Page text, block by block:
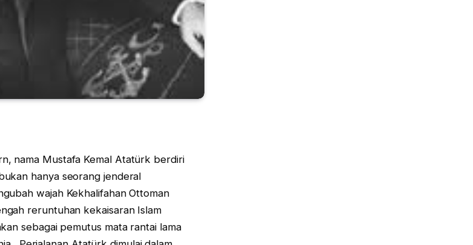
nama Mustafa Kemal Atatürk berdiri
hanya seorang jenderal
wajah Kekhalifahan Ottoman
reruntuhan kekaisaran Islam
sebagai pemutus mata rantai lama